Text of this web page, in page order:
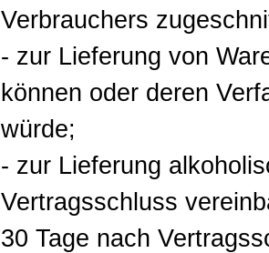
Verbrauchers
- zur Lieferung von
können oder deren
würde;
- zur Lieferung
Vertragsschluss
30 Tage nach